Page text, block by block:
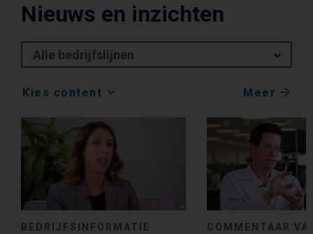
l
e
n
Nieuws en inzichten
Alle bedrijfslijnen
Media
Choice
Meer
BEDRIJFSINFORMATIE
COMMENTAAR